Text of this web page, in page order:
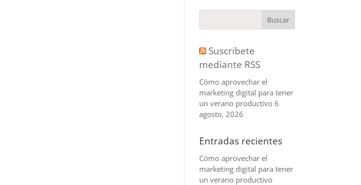
Suscribete
mediante RSS
Cómo aprovechar el
marketing digital para tener
un verano productivo 6
agosto, 2026
Entradas recientes
Cómo aprovechar el
marketing digital para tener
un verano productivo